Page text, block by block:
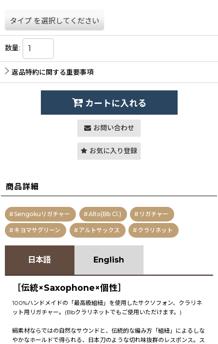
タイプ を選択してください
数量:
返品特約に関する重要事項
カートに入れる
お問い合わせ
お気に入り登録
商品詳細
Sengokuリガチャー Alto(Bb Cl.) リガチャー
キヨマサグリーン アルトサックス クラリネット
日本語 English
［伝統×Saxophone×個性］
100%ハンドメイドの「最高級組紐」を使用したサクソフォン、クラリネ
ット用リガチャー。(Bbクラリネットでもご使用いただけます。)
絹素材ならではの自然なサウンドと、伝統的な編み方「組紐」によるしな
やかなホールドで得られる、日本刀のような切れ味抜群のレスポンス。ス